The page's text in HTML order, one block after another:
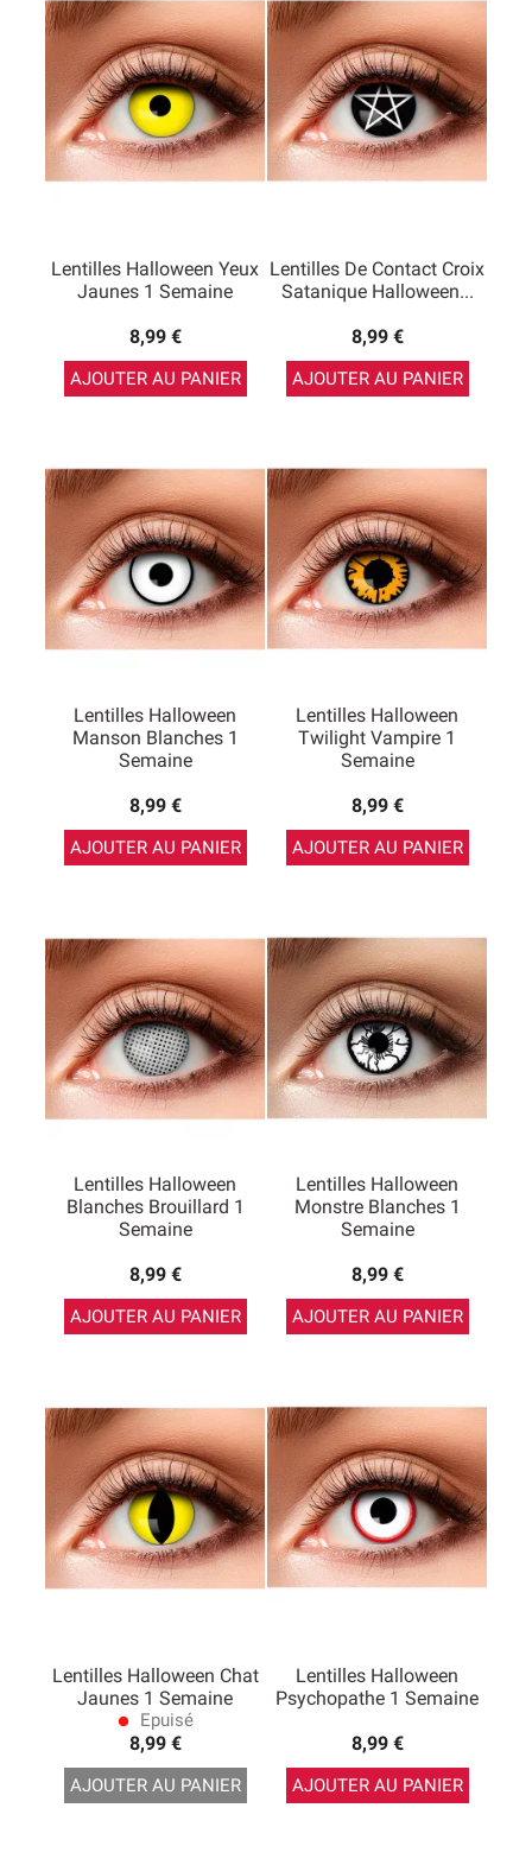
Lentilles Halloween Yeux
Jaunes 1 Semaine
8,99 €
AJOUTER AU PANIER
Lentilles De Contact Croix
Satanique Halloween...
8,99 €
AJOUTER AU PANIER
Lentilles Halloween
Manson Blanches 1
Semaine
8,99 €
AJOUTER AU PANIER
Lentilles Halloween
Twilight Vampire 1
Semaine
8,99 €
AJOUTER AU PANIER
Lentilles Halloween
Blanches Brouillard 1
Semaine
8,99 €
AJOUTER AU PANIER
Lentilles Halloween
Monstre Blanches 1
Semaine
8,99 €
AJOUTER AU PANIER
Lentilles Halloween Chat
Jaunes 1 Semaine
lens Epuisé
8,99 €
AJOUTER AU PANIER
Lentilles Halloween
Psychopathe 1 Semaine
8,99 €
AJOUTER AU PANIER